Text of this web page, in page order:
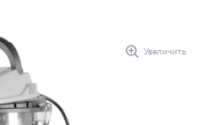
Увеличить